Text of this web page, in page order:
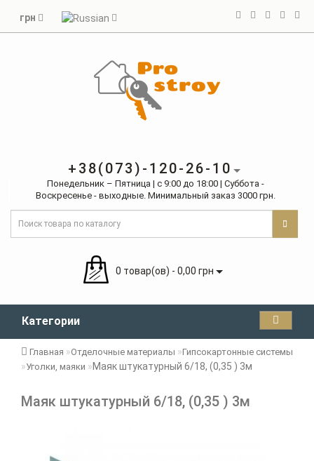
грн
+38(073)-120-26-10
Понедельник – Пятница | с 9:00 до 18:00 | Суббота -
Воскресенье - выходные. Минимальный заказ 3000 грн.
0 товар(ов) - 0,00 грн
Категории
Главная Отделочные материалы
Гипсокартонные системы
Уголки, маяки
Маяк штукатурный 6/18, (0,35 ) 3м
Маяк штукатурный 6/18, (0,35 ) 3м